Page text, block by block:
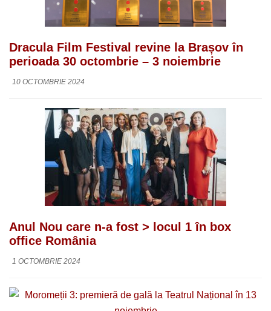
Dracula Film Festival revine la Brașov în
perioada 30 octombrie – 3 noiembrie
10 OCTOMBRIE 2024
Anul Nou care n-a fost > locul 1 în box
office România
1 OCTOMBRIE 2024